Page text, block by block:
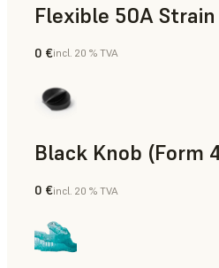
Ingénierie
0 €incl. 20 % TVA
Black Knob (Form
Résine standard
0 €incl. 20 % TVA